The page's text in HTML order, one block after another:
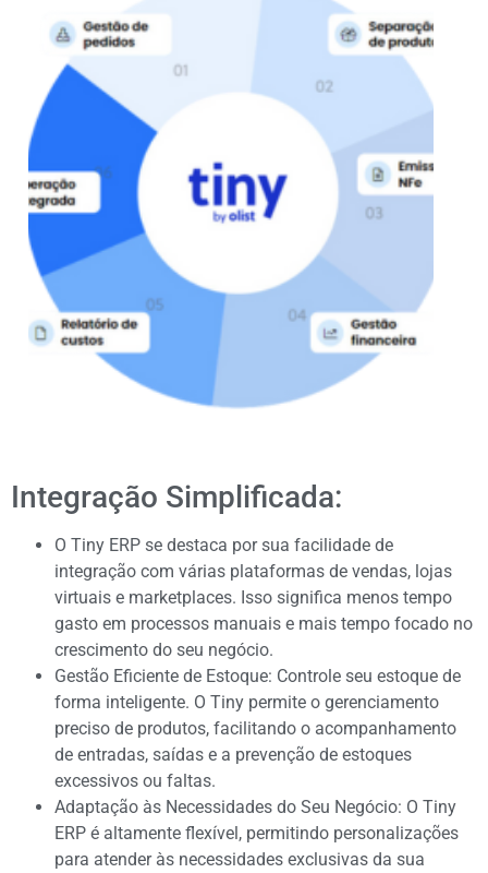
Integração Simplificada:
O Tiny ERP se destaca por sua facilidade de
integração com várias plataformas de vendas, lojas
virtuais e marketplaces. Isso significa menos tempo
gasto em processos manuais e mais tempo focado no
crescimento do seu negócio.
Gestão Eficiente de Estoque: Controle seu estoque de
forma inteligente. O Tiny permite o gerenciamento
preciso de produtos, facilitando o acompanhamento
de entradas, saídas e a prevenção de estoques
excessivos ou faltas.
Adaptação às Necessidades do Seu Negócio: O Tiny
ERP é altamente flexível, permitindo personalizações
para atender às necessidades exclusivas da sua